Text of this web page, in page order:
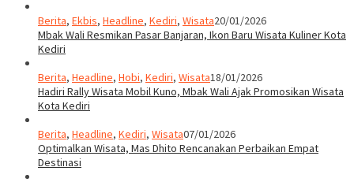
Berita, Ekbis, Headline, Kediri, Wisata20/01/2026
Mbak Wali Resmikan Pasar Banjaran, Ikon Baru Wisata Kuliner Kota
Kediri
Berita, Headline, Hobi, Kediri, Wisata18/01/2026
Hadiri Rally Wisata Mobil Kuno, Mbak Wali Ajak Promosikan Wisata
Kota Kediri
Berita, Headline, Kediri, Wisata07/01/2026
Optimalkan Wisata, Mas Dhito Rencanakan Perbaikan Empat
Destinasi